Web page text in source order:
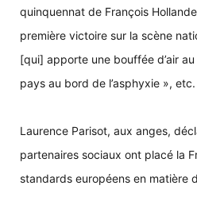
quinquennat de François
première victoire sur la scène
[qui] apporte une bouffée d’air
pays au bord de l’asphyxie », etc.
Laurence Parisot, aux anges,
partenaires sociaux ont placé la
standards européens en matière